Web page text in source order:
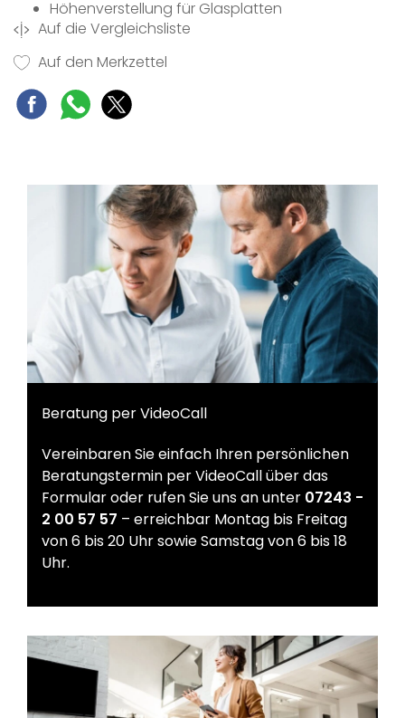
Höhenverstellung für Glasplatten
Geteilte Türabsteller
LED-Beleuchtung
Touch Control
Super Cool
Auf die Vergleichsliste
Auf den Merkzettel
Beratung per VideoCall
Vereinbaren Sie einfach Ihren persönlichen
Beratungstermin per VideoCall über das
Formular oder rufen Sie uns an unter 07243 -
2 00 57 57 – erreichbar Montag bis Freitag
von 6 bis 20 Uhr sowie Samstag von 6 bis 18
Uhr.